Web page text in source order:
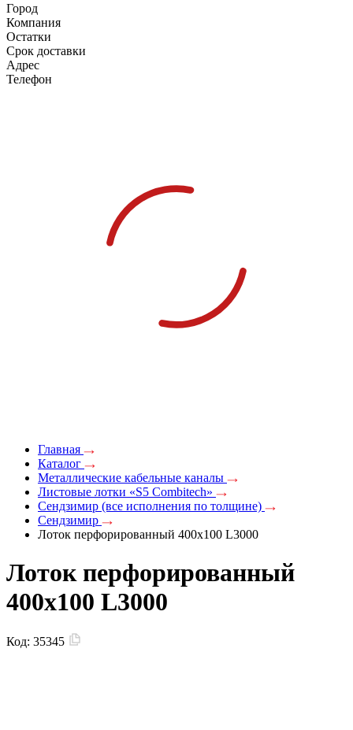
Город
Компания
Остатки
Срок доставки
Адрес
Телефон
Главная
Каталог
Металлические кабельные каналы
Листовые лотки «S5 Combitech»
Сендзимир (все исполнения по толщине)
Сендзимир
Лоток перфорированный 400х100 L3000
Лоток перфорированный
400х100 L3000
Код: 35345